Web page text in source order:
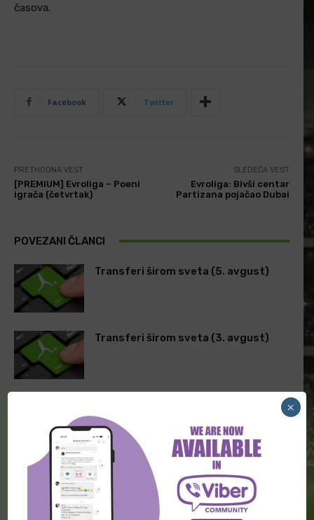
časova.
Facebook Twitter
PRETHODNA VEST
[PREMIUM] Evroliga – Poeni
igrača (četvrtak)
SLEDEĆA VEST
Evroliga: Bivši centar
Partizana pojačao Dubai
POVEZANI ČLANCI
Transferi širom sveta (5. avgust)
Transferi širom sveta (3. avgust)
ODGOVORITE
×